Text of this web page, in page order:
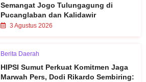
Semangat Jogo Tulungagung di
Pucanglaban dan Kalidawir
3 Agustus 2026
Berita Daerah
HIPSI Sumut Perkuat Komitmen Jaga
Marwah Pers, Dodi Rikardo Sembiring: